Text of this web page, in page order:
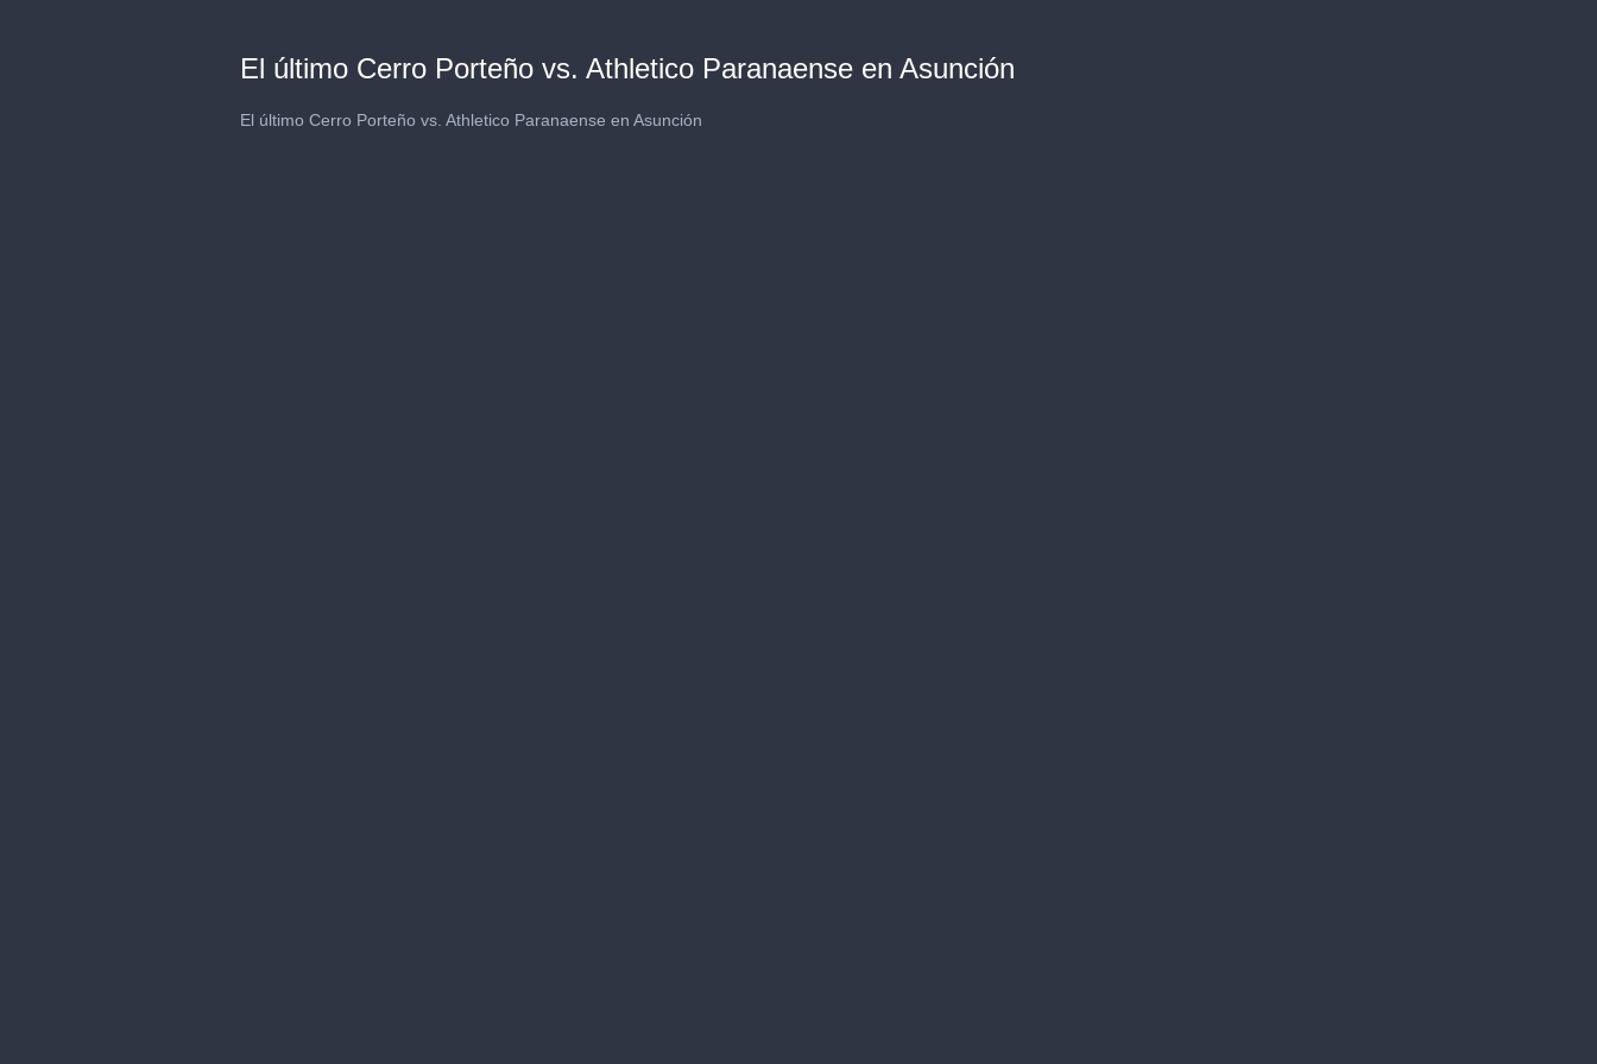
El último Cerro Porteño vs. Athletico Paranaense en Asunción
El último Cerro Porteño vs. Athletico Paranaense en Asunción